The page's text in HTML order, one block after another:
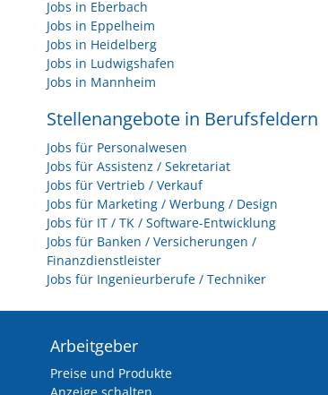
Jobs in Eberbach
Jobs in Eppelheim
Jobs in Heidelberg
Jobs in Ludwigshafen
Jobs in Mannheim
Stellenangebote in Berufsfeldern
Jobs für Personalwesen
Jobs für Assistenz / Sekretariat
Jobs für Vertrieb / Verkauf
Jobs für Marketing / Werbung / Design
Jobs für IT / TK / Software-Entwicklung
Jobs für Banken / Versicherungen /
Finanzdienstleister
Jobs für Ingenieurberufe / Techniker
Arbeitgeber
Preise und Produkte